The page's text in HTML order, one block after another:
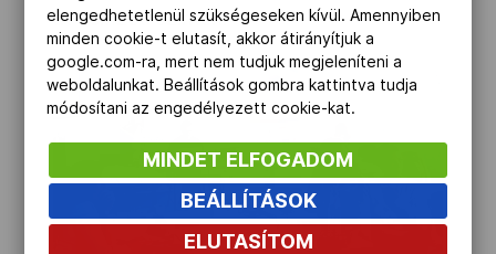
át nemzeti szinten.
elengedhetetlenül szükségeseken kívül. Amennyiben
minden cookie-t elutasít, akkor átirányítjuk a
google.com-ra, mert nem tudjuk megjeleníteni a
weboldalunkat. Beállítások gombra kattintva tudja
módosítani az engedélyezett cookie-kat.
MINDET ELFOGADOM
BEÁLLÍTÁSOK
ELUTASÍTOM